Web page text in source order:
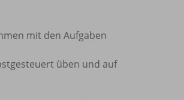
mit den Aufgaben
üben und auf